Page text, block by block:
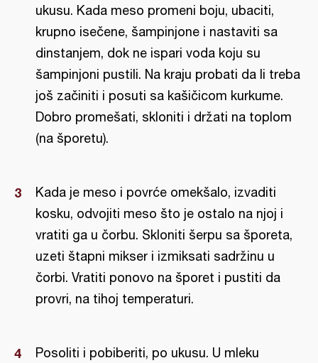
ukusu. Kada meso promeni boju, ubaciti,
krupno isečene, šampinjone i nastaviti sa
dinstanjem, dok ne ispari voda koju su
šampinjoni pustili. Na kraju probati da li treba
još začiniti i posuti sa kašičicom kurkume.
Dobro promešati, skloniti i držati na toplom
(na šporetu).
Kada je meso i povrće omekšalo, izvaditi
kosku, odvojiti meso što je ostalo na njoj i
vratiti ga u čorbu. Skloniti šerpu sa šporeta,
uzeti štapni mikser i izmiksati sadržinu u
čorbi. Vratiti ponovo na šporet i pustiti da
provri, na tihoj temperaturi.
Posoliti i pobiberiti, po ukusu. U mleku